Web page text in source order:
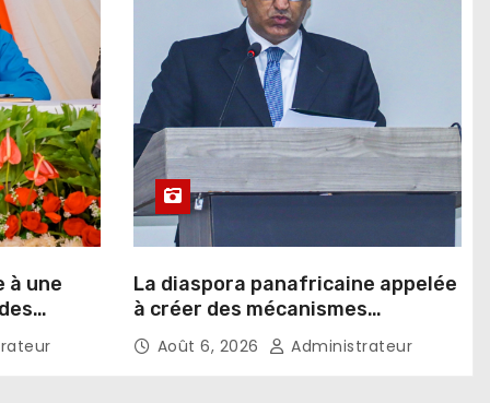
à une
La diaspora panafricaine appelée
à créer des mécanismes
favorisant l’investissement dans
les pays d’origine
Août 6, 2026 Administrateur